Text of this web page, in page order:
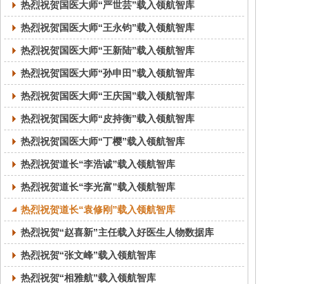
热烈祝贺国医大师“严世芸”载入领航智库
热烈祝贺国医大师“王永钧”载入领航智库
热烈祝贺国医大师“王新陆”载入领航智库
热烈祝贺国医大师“孙申田”载入领航智库
热烈祝贺国医大师“王庆国”载入领航智库
热烈祝贺国医大师“皮持衡”载入领航智库
热烈祝贺国医大师“丁樱”载入领航智库
热烈祝贺道长“李浩诚”载入领航智库
热烈祝贺道长“李光富”载入领航智库
热烈祝贺道长“袁修刚”载入领航智库
热烈祝贺“赵喜新”主任载入好医生人物数据库
热烈祝贺“张文峰”载入领航智库
热烈祝贺“相雅航”载入领航智库